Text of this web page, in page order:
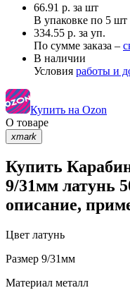
66.91 р. за шт
В упаковке по 5 шт
334.55 р. за уп.
По сумме заказа –
В наличии
Условия работы и
Купить на Ozon
О товаре
xmark
Купить
9/31мм латунь
описание,
Цвет латунь
Размер 9/31мм
Материал металл